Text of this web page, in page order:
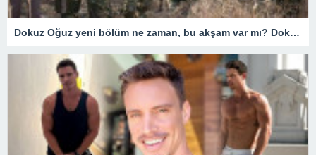
Dokuz Oğuz yeni bölüm ne zaman, bu akşam var mı? Dokuz Oğuz hangi gün yayınlanıyor? 18 Mart Fox TV yayın akışı